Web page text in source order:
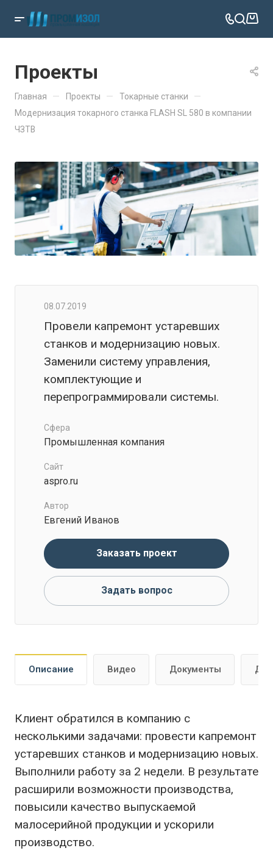
Проекты
Главная — Проекты — Токарные станки —
Модернизация токарного станка FLASH SL 580 в компании
ЧЗТВ
08.07.2019
Провели капремонт устаревших
станков и модернизацию новых.
Заменили систему управления,
комплектующие и
перепрограммировали системы.
Сфера
Промышленная компания
Сайт
aspro.ru
Автор
Евгений Иванов
Заказать проект
Задать вопрос
Описание Видео Документы
Клиент обратился в компанию с
несколькими задачами: провести капремонт
устаревших станков и модернизацию новых.
Выполнили работу за 2 недели. В результате
расширили возможности производства,
повысили качество выпускаемой
малосерийной продукции и ускорили
производство.